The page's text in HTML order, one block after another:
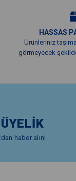
HASSAS
Ürünleriniz
görmeyecek
haber alın!